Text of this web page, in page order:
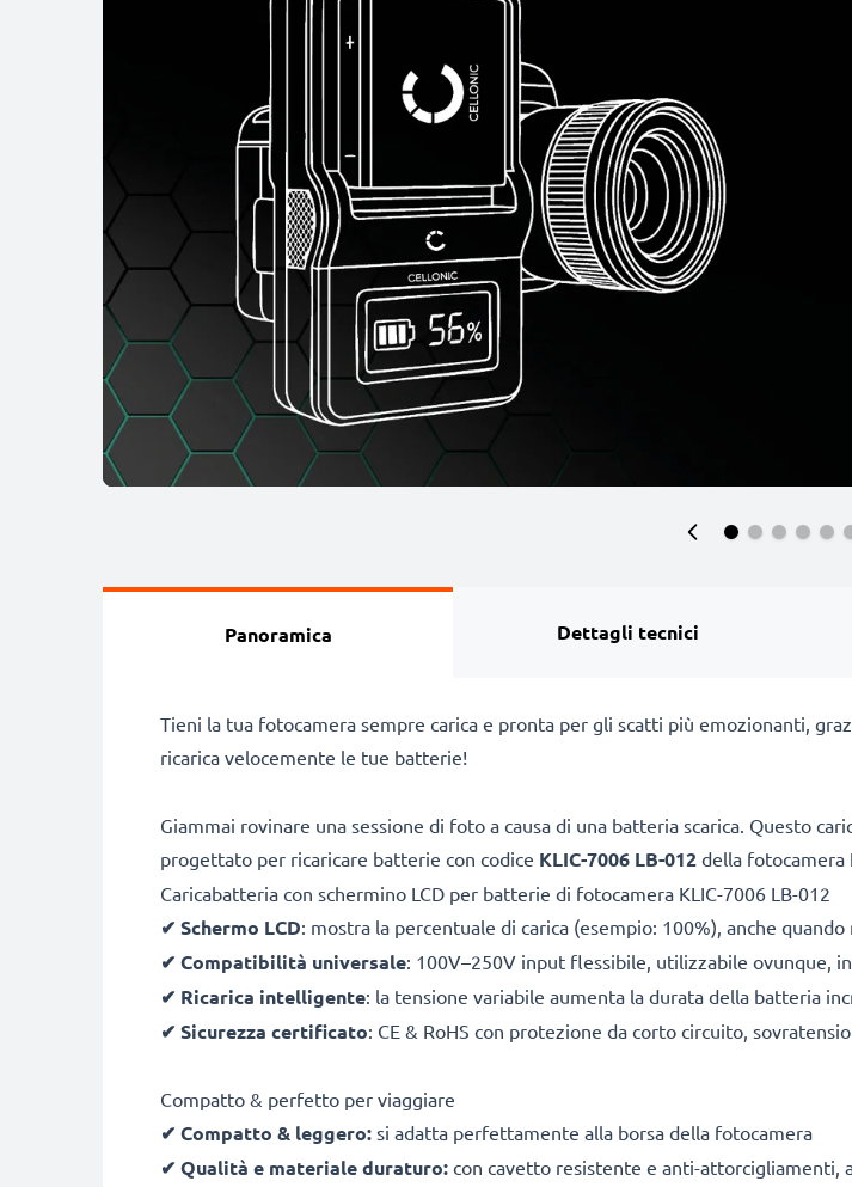
Panoramica Dettagli tecnici
Tieni la tua fotocamera sempre carica e pronta per gli scatti più emozionanti,
ricarica velocemente le tue batterie!
Giammai rovinare una sessione di foto a causa di una batteria scarica. Questo
progettato per ricaricare batterie con codice KLIC-7006 LB-012 della fotocamera
Caricabatteria con schermino LCD per batterie di fotocamera KLIC-7006 LB-012
✔ Schermo LCD: mostra la percentuale di carica (esempio: 100%), anche
✔ Compatibilità universale: 100V–250V input flessibile, utilizzabile ovunque,
✔ Ricarica intelligente: la tensione variabile aumenta la durata della batteria
✔ Sicurezza certificato: CE & RoHS con protezione da corto circuito,
Compatto & perfetto per viaggiare
✔ Compatto & leggero: si adatta perfettamente alla borsa della fotocamera
✔ Qualità e materiale duraturo: con cavetto resistente e anti-attorcigliamenti,